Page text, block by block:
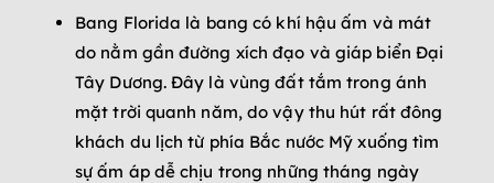
Bang Florida là bang có khí hậu ấm và mát
do nằm gần đường xích đạo và giáp biển Đại
Tây Dương. Đây là vùng đất tắm trong ánh
mặt trời quanh năm, do vậy thu hút rất đông
khách du lịch từ phía Bắc nước Mỹ xuống tìm
sự ấm áp dễ chịu trong những tháng ngày